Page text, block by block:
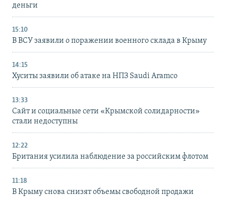
деньги
15:10
В ВСУ заявили о поражении военного склада в Крыму
14:15
Хуситы заявили об атаке на НПЗ Saudi Aramco
13:33
Сайт и социальные сети «Крымской солидарности»
стали недоступны
12:22
Британия усилила наблюдение за российским флотом
11:18
В Крыму снова снизят объемы свободной продажи